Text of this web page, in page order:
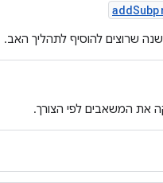
add
שרוצים להוסיף לתהליך האב.
את המשאבים לפי הצורך.